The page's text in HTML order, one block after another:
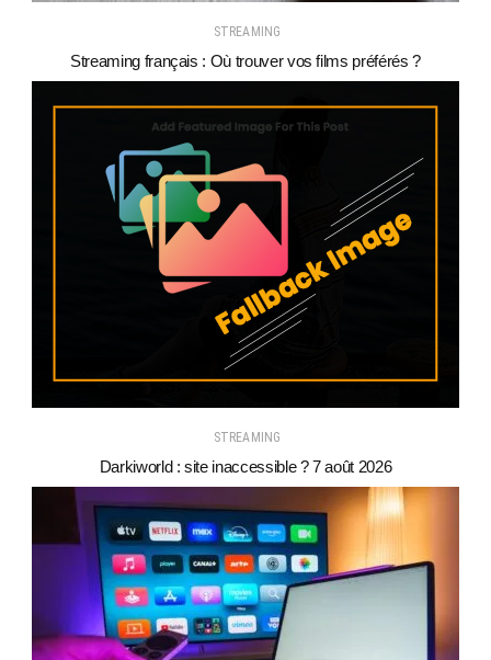
STREAMING
Streaming français : Où trouver vos films préférés ?
STREAMING
Darkiworld : site inaccessible ? 7 août 2026